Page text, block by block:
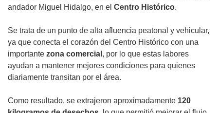
andador Miguel Hidalgo, en el Centro Histórico.
Se trata de un punto de alta afluencia peatonal y vehicular,
ya que conecta el corazón del Centro Histórico con una
importante zona comercial , por lo que estas labores
ayudan a mantener mejores condiciones para quienes
diariamente transitan por el área.
Como resultado, se extrajeron aproximadamente 120